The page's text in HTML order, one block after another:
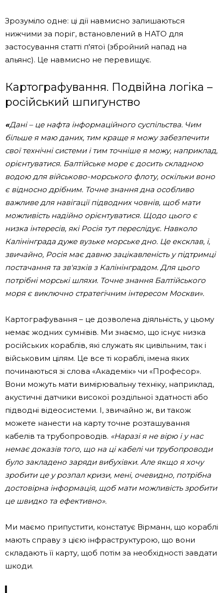
Зрозуміло одне: ці дії навмисно залишаються
нижчими за поріг, встановлений в НАТО для
застосування статті п'ятої (збройний напад на
альянс). Це навмисно не перевищує.
Картографування. Подвійна логіка –
російський шпигунство
«Дані – це нафта інформаційного суспільства. Чим
більше я маю даних, тим краще я можу забезпечити
свої технічні системи і тим точніше я можу, наприклад,
орієнтуватися. Балтійське море є досить складною
водою для військово-морського флоту, оскільки воно
є відносно дрібним. Точне знання дна особливо
важливе для навігації підводних човнів, щоб мати
можливість надійно орієнтуватися. Щодо цього є
низка інтересів, які Росія тут переслідує. Навколо
Калінінграда дуже вузьке морське дно. Це ексклав, і,
звичайно, Росія має давню зацікавленість у підтримці
постачання та зв'язків з Калінінградом. Для цього
потрібні морські шляхи. Точне знання Балтійського
моря є виключно стратегічним інтересом Москви».
Картографування – це дозволена діяльність, у цьому
немає жодних сумнівів. Ми знаємо, що існує низка
російських кораблів, які служать як цивільним, так і
військовим цілям. Це все ті кораблі, імена яких
починаються зі слова «Академік» чи «Професор».
Вони можуть мати вимірювальну техніку, наприклад,
акустичні датчики високої роздільної здатності або
підводні відеосистеми. І, звичайно ж, ви також
можете нанести на карту точне розташування
кабелів та трубопроводів. «Наразі я не вірю і у нас
немає доказів того, що на ці кабелі чи трубопроводи
було закладено заряди вибухівки. Але якщо я хочу
зробити це у розпал кризи, мені, очевидно, потрібна
достовірна інформація, щоб мати можливість зробити
це швидко та ефективно».
Ми маємо припустити, констатує Вірманн, що кораблі
мають справу з цією інфраструктурою, що вони
складають її карту, щоб потім за необхідності завдати
шкоди.